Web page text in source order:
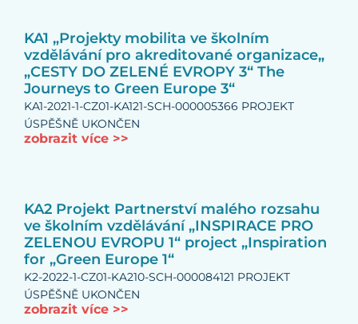
KA1 „Projekty mobilita ve školním
vzdělávání pro akreditované organizace„
„CESTY DO ZELENÉ EVROPY 3“ The
Journeys to Green Europe 3“
KA1-2021-1-CZ01-KA121-SCH-000005366 PROJEKT
ÚSPĚŠNĚ UKONČEN
zobrazit více >>
KA2 Projekt Partnerství malého rozsahu
ve školním vzdělávání „INSPIRACE PRO
ZELENOU EVROPU 1“ project „Inspiration
for „Green Europe 1“
K2-2022-1-CZ01-KA210-SCH-000084121 PROJEKT
ÚSPĚŠNĚ UKONČEN
zobrazit více >>